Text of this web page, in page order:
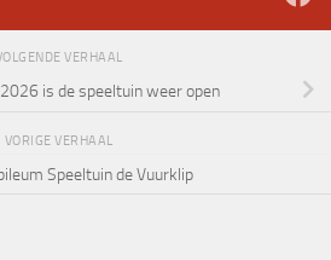
VERHAAL
is de speeltuin weer open
VORIGE VERHAAL
Speeltuin de Vuurklip